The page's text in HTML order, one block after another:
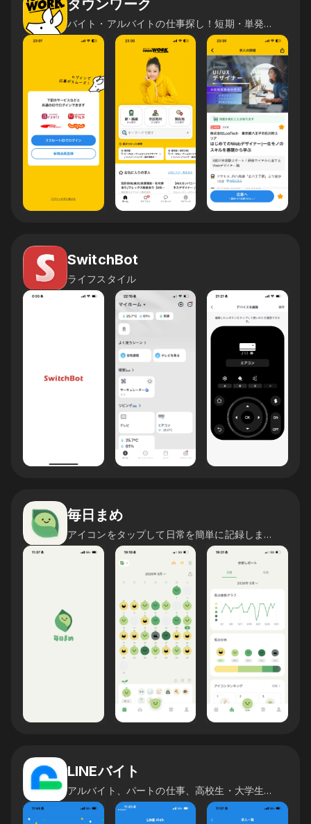
タウンワーク
バイト・アルバイトの仕事探し！短期・単発バイトの求人も豊富！
SwitchBot
ライフスタイル
毎日まめ
アイコンをタップして日常を簡単に記録しましょう！
LINEバイト
アルバイト、パートの仕事、高校生・大学生・フリーター